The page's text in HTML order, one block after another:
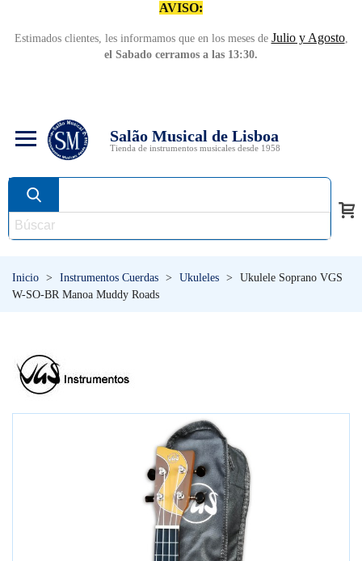
AVISO:
Estimados clientes, les informamos que en los meses de Julio y Agosto,
el Sabado cerramos a las 13:30.
Salão Musical de Lisboa
Tienda de instrumentos musicales desde 1958
Inicio > Instrumentos Cuerdas > Ukuleles >
Ukulele Soprano VGS
W-SO-BR Manoa Muddy Roads